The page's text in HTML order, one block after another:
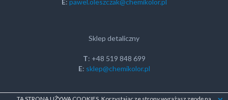
E: pawel.oleszczak@chemikolor.pl
Sklep detaliczny
T: +48 519 848 699
E: sklep@chemikolor.pl